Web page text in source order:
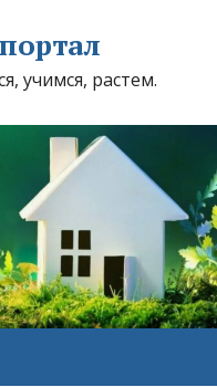
учимся, растем.